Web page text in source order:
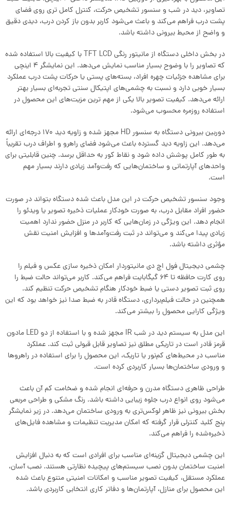
تصاویر، دید در شب و سنسور تشخیص حرکت، کنترل کامل‌ تری روی فضای
پشت درب فراهم می‌کند و باعث می‌شود کاربر بدون باز کردن درب، دیدی دقیق
و واضح از محیط بیرونی داشته باشد.
در بخش داخلی دستگاه از مانیتور رنگی TFT LCD با کیفیت بالا استفاده شده
که تصاویر را با وضوح بسیار مناسب نمایش می‌دهد. این نمایشگر 4 اینچی
برای مشاهده جزئیات چهره افراد، بسته‌های پستی یا حرکات پشت درب عملکرد
بسیار خوبی دارد و نسبت به چشمی‌های اپتیکال سنتی تجربه‌ای بسیار بهتر
ارائه می‌دهد. کیفیت تصویر بالا یکی از مهم‌ ترین مزیت‌های این محصول در
استفاده روزمره محسوب می‌شود.
دوربین بیرونی دستگاه به سنسور HD مجهز شده و زاویه دید 170 درجه‌ای ارائه
می‌دهد. این زاویه دید گسترده باعث می‌شود فضای راهرو و اطراف درب تقریباً
به طور کامل پوشش داده شود و نقاط کور به حداقل برسد. چنین قابلیتی برای
واحدهای آپارتمانی و ساختمان‌هایی که رفت‌وآمد زیادی دارند بسیار مهم
است.
وجود سنسور تشخیص حرکت در این مدل باعث شده دستگاه بتواند در صورت
حضور افراد مقابل درب، به صورت خودکار عملیات ذخیره تصویر یا ویدئو را
انجام دهد. این ویژگی در زمان‌هایی که کاربر در منزل حضور ندارد اهمیت
زیادی پیدا می‌کند و می‌تواند در ثبت رفت‌وآمدها و افزایش امنیت نقش
مؤثری داشته باشد.
چشمی دیجیتال فول اچ دی مانیتوردار امکان ذخیره‌ سازی عکس و فیلم را
روی کارت حافظه تا 64 گیگابایت فراهم می‌کند. کاربر می‌تواند حالت ضبط را
روی ثبت تصویر دستی یا ضبط خودکار هنگام تشخیص حرکت تنظیم کند.
همچنین در حالت فیلم‌برداری، دستگاه قادر به ضبط صدا نیز خواهد بود که این
ویژگی کارایی محصول را بیشتر می‌کند.
این مدل به سیستم دید در شب IR مجهز شده و با استفاده از دو LED مادون
قرمز قادر است در تاریکی مطلق نیز تصاویر قابل قبولی ثبت کند. عملکرد
مناسب در محیط‌های کم‌نور یا تاریک، این محصول را برای استفاده در راهروها
و ورودی ساختمان‌ها بسیار کاربردی کرده است.
طراحی ظاهری دستگاه مدرن و حرفه‌ای انجام شده و ضخامت کم آن باعث
می‌شود روی انواع درب جلوه زیبایی داشته باشد. رنگ مشکی و طراحی مربعی
بخش بیرونی نیز ظاهر لوکس‌تری به ورودی ساختمان می‌دهد. در زیر نمایشگر
پنج کلید کنترلی قرار گرفته که امکان مدیریت تنظیمات و مشاهده فایل‌های
ذخیره‌شده را فراهم می‌کند.
این چشمی دیجیتال گزینه‌ای مناسب برای افرادی است که به دنبال افزایش
امنیت ساختمان بدون نصب سیستم‌های پیچیده نظارتی هستند. نصب آسان،
عملکرد مستقل، کیفیت تصویر مناسب و امکانات امنیتی متنوع باعث شده
این محصول برای منازل، آپارتمان‌ها و دفاتر کاری انتخابی کاربردی باشد.